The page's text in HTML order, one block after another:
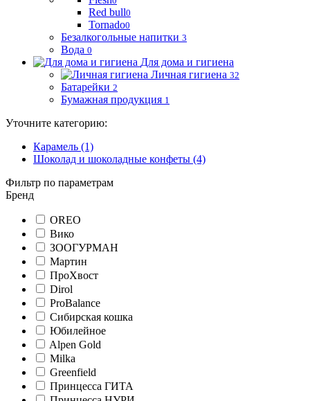
Red bull0
Tornado0
Безалкогольные напитки 3
Вода 0
Для дома и гигиена
Личная гигиена 32
Батарейки 2
Бумажная продукция 1
Уточните категорию:
Карамель (1)
Шоколад и шоколадные конфеты (4)
Фильтр по параметрам
Бренд
OREO
Вико
ЗООГУРМАН
Мартин
ПроХвост
Dirol
ProBalance
Сибирская кошка
Юбилейное
Alpen Gold
Milka
Greenfield
Принцесса ГИТА